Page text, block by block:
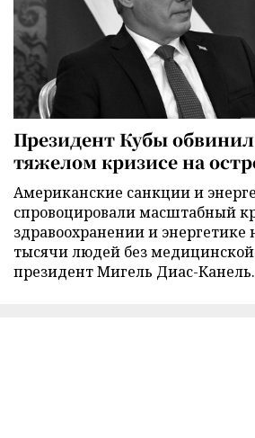
Президент Кубы
тяжелом кризисе на
Американские санкции и
спровоцировали масштабный
здравоохранении и энергетике
тысячи людей без
президент Мигель Диас-Канель.